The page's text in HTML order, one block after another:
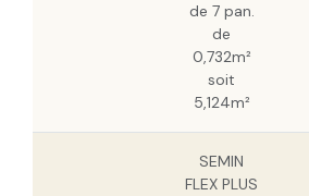
de 7 pan.
de
0,732m²
soit
5,124m²
SEMIN
FLEX PLUS